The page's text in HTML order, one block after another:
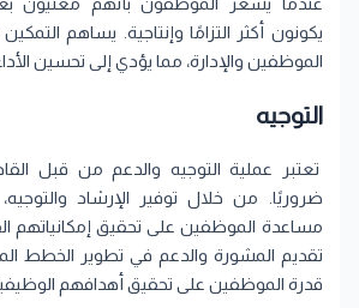
يكونون أكثر التزامًا وإنتاجية. يساهم
الموظفين والإدارة، مما يؤدي إلى تحسين
التوجيه
تعتبر عملية التوجيه والدعم من قبل
ضروريًا. من خلال توفير الإرشاد
مساعدة الموظفين على تحقيق
تقديم المشورة والدعم في تطوير الخطط
قدرة الموظفين على تحقيق أهدافهم